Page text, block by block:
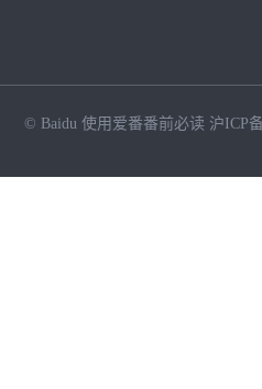
© Baidu 使用爱番番前必读 沪ICP